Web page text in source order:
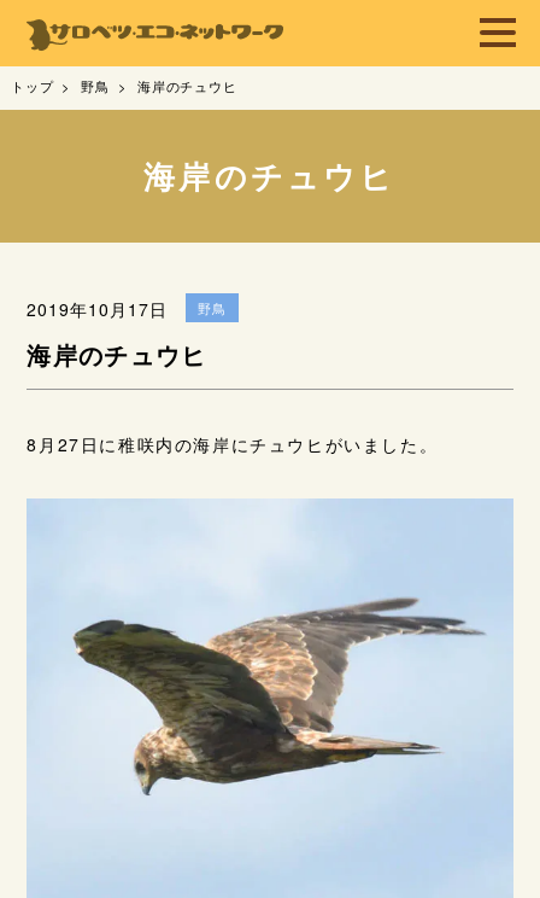
トップ 野鳥 海岸のチュウヒ
海岸のチュウヒ
2019年10月17日 野鳥
海岸のチュウヒ
8月27日に稚咲内の海岸にチュウヒがいました。